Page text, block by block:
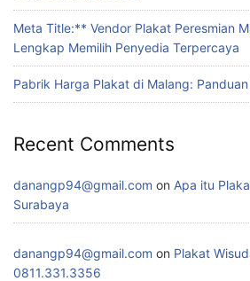
Meta Title:** Vendor Plakat Peresmian
Lengkap Memilih Penyedia Terpercaya
Pabrik Harga Plakat di Malang:
Recent Comments
danangp94@gmail.com on Apa itu
Surabaya
danangp94@gmail.com on Plakat
0811.331.3356